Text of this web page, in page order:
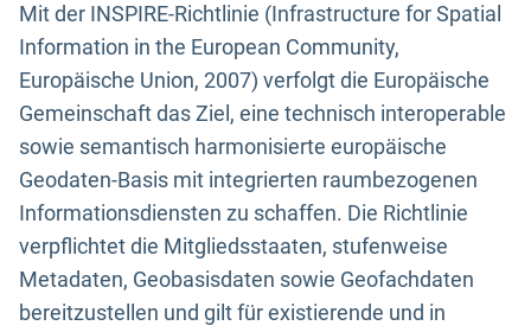
Mit der INSPIRE-Richtlinie (Infrastructure for Spatial
Information in the European Community,
Europäische Union, 2007) verfolgt die Europäische
Gemeinschaft das Ziel, eine technisch interoperable
sowie semantisch harmonisierte europäische
Geodaten-Basis mit integrierten raumbezogenen
Informationsdiensten zu schaffen. Die Richtlinie
verpflichtet die Mitgliedsstaaten, stufenweise
Metadaten, Geobasisdaten sowie Geofachdaten
bereitzustellen und gilt für existierende und in